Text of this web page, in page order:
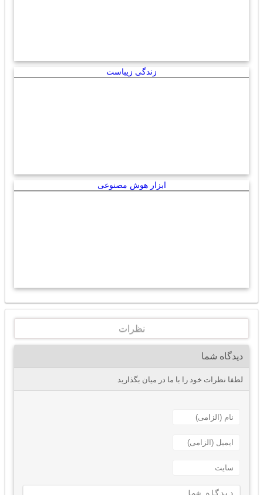
زندگی زیباست
ابزار هوش مصنوعی
نظرات
دیدگاه شما
لطفا نظرات خود را با ما در میان بگذارید